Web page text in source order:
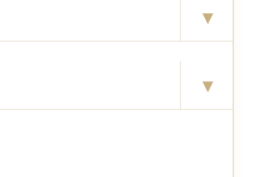
▾
▾